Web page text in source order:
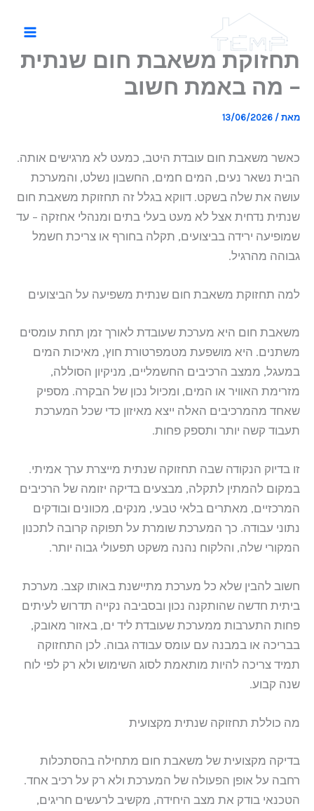
תחזוקת משאבת חום שנתית
– מה באמת חשוב
מאת /
13/06/2026
כאשר משאבת חום עובדת היטב, כמעט לא מרגישים אותה.
הבית נשאר נעים, המים חמים, החשבון נשלט, והמערכת
עושה את שלה בשקט. דווקא בגלל זה תחזוקת משאבת חום
שנתית נדחית אצל לא מעט בעלי בתים ומנהלי אחזקה – עד
שמופיעה ירידה בביצועים, תקלה בחורף או צריכת חשמל
גבוהה מהרגיל.
למה תחזוקת משאבת חום שנתית משפיעה על הביצועים
משאבת חום היא מערכת שעובדת לאורך זמן תחת עומסים
משתנים. היא מושפעת מטמפרטורת חוץ, מאיכות המים
במעגל, ממצב הרכיבים החשמליים, מניקיון הסוללה,
מזרימת האוויר או המים, ומכיול נכון של הבקרה. מספיק
שאחד מהמרכיבים האלה ייצא מאיזון כדי שכל המערכת
תעבוד קשה יותר ותספק פחות.
זו בדיוק הנקודה שבה תחזוקה שנתית מייצרת ערך אמיתי.
במקום להמתין לתקלה, מבצעים בדיקה יזומה של הרכיבים
המרכזיים, מאתרים בלאי טבעי, מנקים, מכוונים ובודקים
נתוני עבודה. כך המערכת שומרת על תפוקה קרובה לתכנון
המקורי שלה, והלקוח נהנה משקט תפעולי גבוה יותר.
חשוב להבין שלא כל מערכת מתיישנת באותו קצב. מערכת
ביתית חדשה שהותקנה נכון ובסביבה נקייה תדרוש לעיתים
פחות התערבות ממערכת שעובדת ליד ים, באזור מאובק,
בבריכה או במבנה עם עומס עבודה גבוה. לכן התחזוקה
תמיד צריכה להיות מותאמת לסוג השימוש ולא רק לפי לוח
שנה קבוע.
מה כוללת תחזוקה שנתית מקצועית
בדיקה מקצועית של משאבת חום מתחילה בהסתכלות
רחבה על אופן הפעולה של המערכת ולא רק על רכיב אחד.
הטכנאי בודק את מצב היחידה, מקשיב לרעשים חריגים,